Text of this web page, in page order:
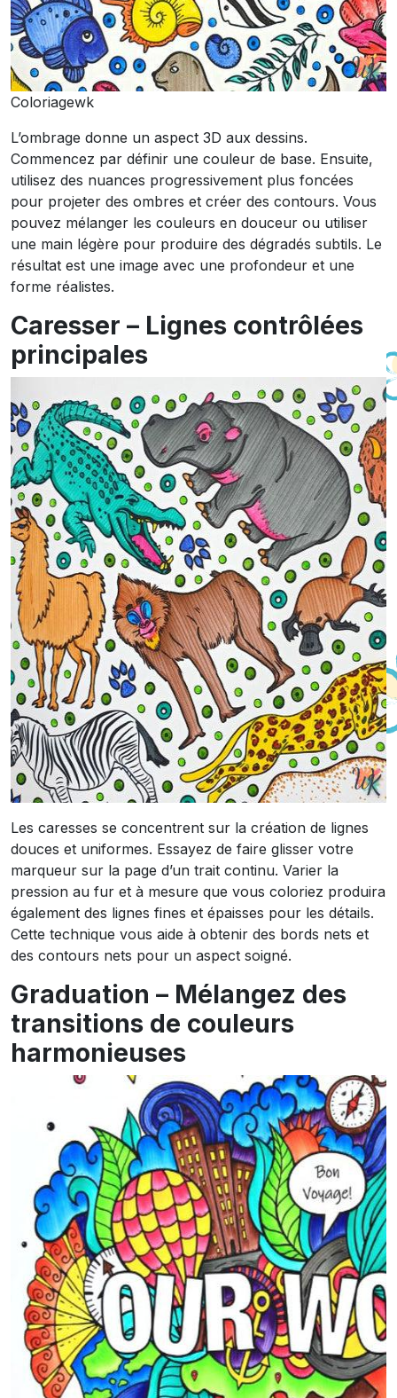
Coloriagewk
L’ombrage donne un aspect 3D aux dessins.
Commencez par définir une couleur de base. Ensuite,
utilisez des nuances progressivement plus foncées
pour projeter des ombres et créer des contours. Vous
pouvez mélanger les couleurs en douceur ou utiliser
une main légère pour produire des dégradés subtils. Le
résultat est une image avec une profondeur et une
forme réalistes.
Caresser – Lignes contrôlées
principales
Les caresses se concentrent sur la création de lignes
douces et uniformes. Essayez de faire glisser votre
marqueur sur la page d’un trait continu. Varier la
pression au fur et à mesure que vous coloriez produira
également des lignes fines et épaisses pour les détails.
Cette technique vous aide à obtenir des bords nets et
des contours nets pour un aspect soigné.
Graduation – Mélangez des
transitions de couleurs
harmonieuses